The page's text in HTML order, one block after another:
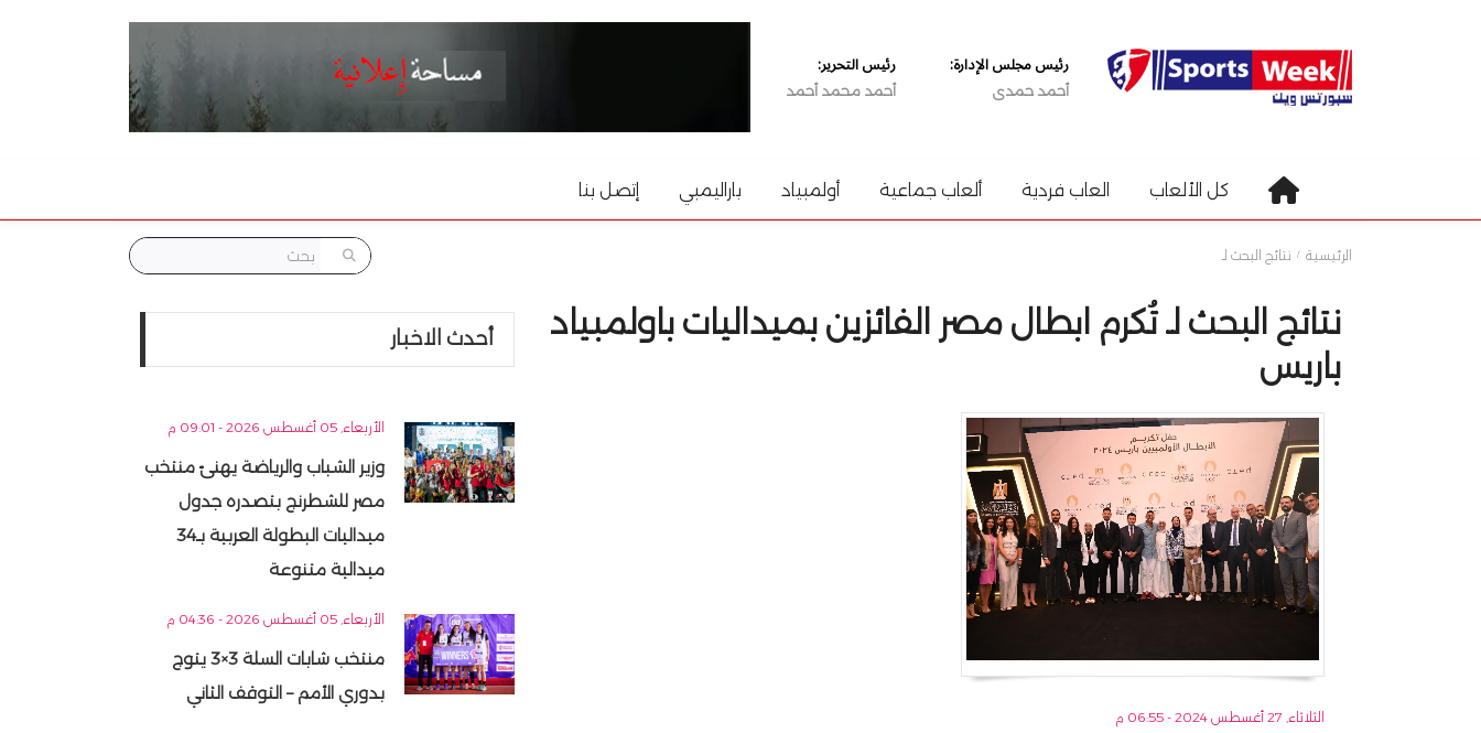
رئيس مجلس الإدارة:
أحمد حمدى
رئيس التحرير:
أحمد محمد أحمد
كل الألعاب العاب فردية ألعاب جماعية أولمبياد باراليمبي إتصل بنا
الرئيسية نتائج البحث لـ
نتائج البحث لـ تُكرم ابطال مصر الفائزين بميداليات باولمبياد
باريس
الثلاثاء, 27 أغسطس 2024 - 06:55 م
أحدث الاخبار
الأربعاء, 05 أغسطس 2026 - 09:01 م
وزير الشباب والرياضة يهنئ منتخب
مصر للشطرنج بتصدره جدول
ميداليات البطولة العربية بـ34
ميدالية متنوعة
الأربعاء, 05 أغسطس 2026 - 04:36 م
منتخب شابات السلة 3×3 يتوج
بدوري الأمم – التوقف الثاني